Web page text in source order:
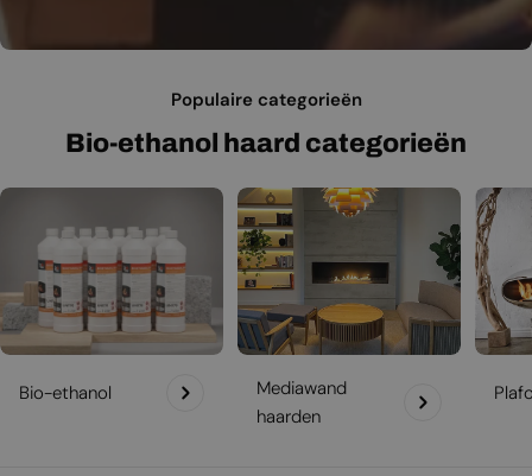
Populaire categorieën
Bio-ethanol haard categorieën
Bio-ethanol
Mediawand
haarden